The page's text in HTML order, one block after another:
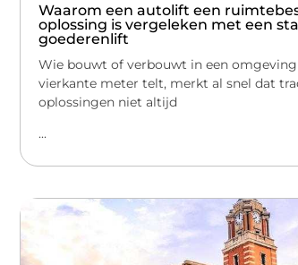
Waarom een autolift een
oplossing is vergeleken met een
goederenlift
Wie bouwt of verbouwt in een
vierkante meter telt, merkt al snel dat
oplossingen niet altijd
...